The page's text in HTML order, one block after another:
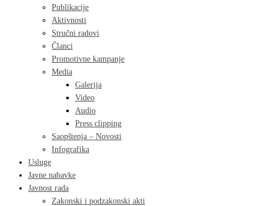
Publikacije
Aktivnosti
Stručni radovi
Članci
Promotivne kampanje
Media
Galerija
Video
Audio
Press clipping
Saopštenja – Novosti
Infografika
Usluge
Javne nabavke
Javnost rada
Zakonski i podzakonski akti